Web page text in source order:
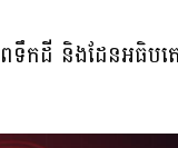
ពទឹកដី និងដែនអធិប